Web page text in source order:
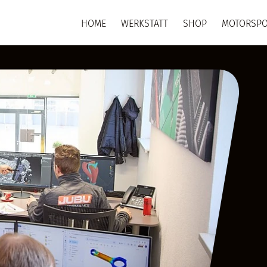
HOME WERKSTATT SHOP